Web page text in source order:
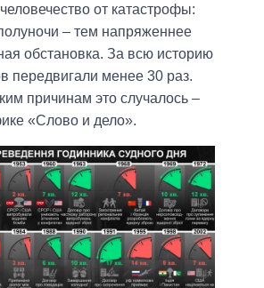
от катастрофы:
– тем напряженнее
обстановка. За всю историю
передвигали менее 30 раз.
причинам это случалось –
«Слово и дело».